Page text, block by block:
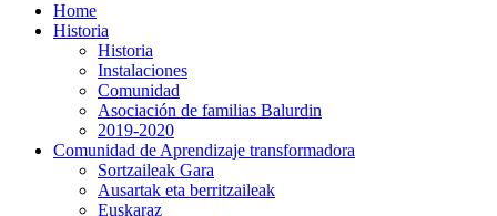
Home
Historia
Historia
Instalaciones
Comunidad
Asociación de familias Balurdin
2019-2020
Comunidad de Aprendizaje transformadora
Sortzaileak Gara
Ausartak eta berritzaileak
Euskaraz